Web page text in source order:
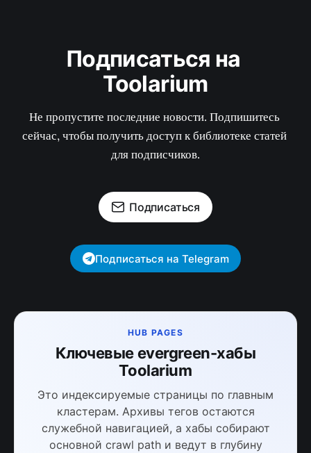
Подписаться на
Toolarium
Не пропустите последние новости. Подпишитесь
сейчас, чтобы получить доступ к библиотеке статей
для подписчиков.
Подписаться
Подписаться на Telegram
HUB PAGES
Ключевые evergreen-хабы
Toolarium
Это индексируемые страницы по главным
кластерам. Архивы тегов остаются
служебной навигацией, а хабы собирают
основной crawl path и ведут в глубину